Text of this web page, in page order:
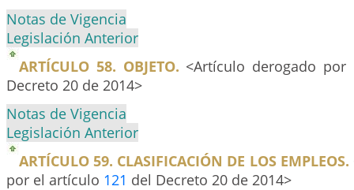
Notas de Vigencia
Legislación Anterior
ARTÍCULO 58. OBJETO. <Artículo derogado
Decreto 20 de 2014>
Notas de Vigencia
Legislación Anterior
ARTÍCULO 59. CLASIFICACIÓN DE LOS EMPLEOS.
por el artículo 121 del Decreto 20 de 2014>